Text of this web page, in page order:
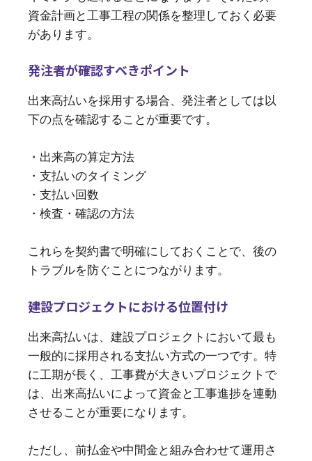
資金計画と工事工程の関係を整理しておく必要
があります。
発注者が確認すべきポイント
出来高払いを採用する場合、発注者としては以
下の点を確認することが重要です。
・出来高の算定方法
・支払いのタイミング
・支払い回数
・検査・確認の方法
これらを契約書で明確にしておくことで、後の
トラブルを防ぐことにつながります。
建設プロジェクトにおける位置付け
出来高払いは、建設プロジェクトにおいて最も
一般的に採用される支払い方式の一つです。特
に工期が長く、工事費が大きいプロジェクトで
は、出来高払いによって資金と工事進捗を連動
させることが重要になります。
ただし、前払金や中間金と組み合わせて運用さ